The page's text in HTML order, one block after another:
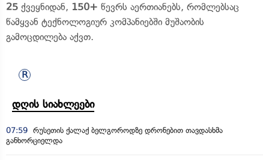
25 ქვეყნიდან, 150+ წევრს აერთიანებს, რომლებსაც
წამყვან ტექნოლოგიურ კომპანიებში მუშაობის
გამოცდილება აქვთ.
დღის სიახლეები
07:59 რუსეთის ქალაქ ბელგოროდზე დრონებით თავდასხმა
განხორციელდა